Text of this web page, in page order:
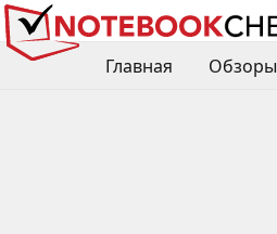
Главная Обзоры